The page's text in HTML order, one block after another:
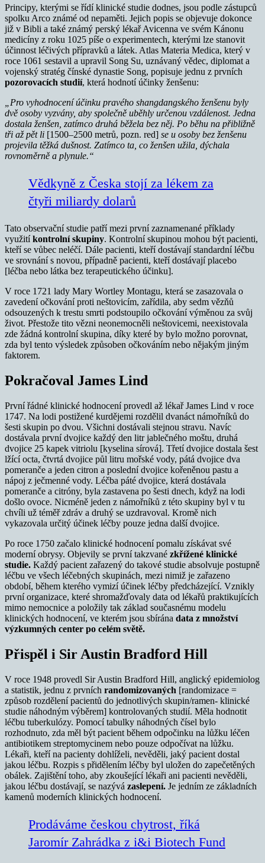
Principy, kterými se řídí klinické studie dodnes, jsou podle zástupců
spolku Arco známé od nepaměti. Jejich popis se objevuje dokonce
již v Bibli a také známý perský lékař Avicenna ve svém Kánonu
medicíny z roku 1025 píše o experimentech, kterými lze stanovit
účinnost léčivých přípravků a látek. Atlas Materia Medica, který v
roce 1061 sestavil a upravil Song Su, uznávaný vědec, diplomat a
vojenský stratég čínské dynastie Song, popisuje jednu z prvních
pozorovacích studií, která hodnotí účinky ženšenu:
„Pro vyhodnocení účinku pravého shangdangského ženšenu byly
dvě osoby vyzvány, aby společně uběhly určenou vzdálenost. Jedna
dostala ženšen, zatímco druhá běžela bez něj. Po běhu na přibližně
tři až pět li [1500–2500 metrů, pozn. red] se u osoby bez ženšenu
projevila těžká dušnost. Zatímco ta, co ženšen užila, dýchala
rovnoměrně a plynule.“
Vědkyně z Česka stojí za lékem za
čtyři miliardy dolarů
Tato observační studie patří mezi první zaznamenané příklady
využitíkontrolní skupiny. Kontrolní skupinou mohou být pacienti,
kteří se vůbec neléčí. Dále pacienti, kteří dostávají standardní léčbu
ve srovnání s novou, případně pacienti, kteří dostávají placebo
[léčba nebo látka bez terapeutického účinku].
V roce 1721 lady Mary Wortley Montagu, která se zasazovala o
zavedení očkování proti neštovicím, zařídila, aby sedm vězňů
odsouzených k trestu smrti podstoupilo očkování výměnou za svůj
život. Přestože tito vězni neonemocněli neštovicemi, neexistovala
zde žádná kontrolní skupina, díky které by bylo možno porovnat,
zda byl tento výsledek způsoben očkováním nebo nějakým jiným
faktorem.
Pokračoval James Lind
První řádné klinické hodnocení provedl až lékař James Lind v roce
1747. Na lodi postižené kurdějemi rozdělil dvanáct námořníků do
šesti skupin po dvou. Všichni dostávali stejnou stravu. Navíc
dostávala první dvojice každý den litr jablečného moštu, druhá
dvojice 25 kapek vitriolu [kyselina sírová]. Třetí dvojice dostala šest
lžící octa, čtvrtá dvojice půl litru mořské vody, pátá dvojice dva
pomeranče a jeden citron a poslední dvojice kořeněnou pastu a
nápoj z ječmenné vody. Léčba páté dvojice, která dostávala
pomeranče a citróny, byla zastavena po šesti dnech, když na lodi
došlo ovoce. Nicméně jeden z námořníků z této skupiny byl v tu
chvíli už téměř zdráv a druhý se uzdravoval. Kromě nich
vykazovala určitý účinek léčby pouze jedna další dvojice.
Po roce 1750 začalo klinické hodnocení pomalu získávat své
moderní obrysy. Objevily se první takzvané zkřížené klinické
studie. Každý pacient zařazený do takové studie absolvuje postupně
léčbu ve všech léčebných skupinách, mezi nimiž je zařazeno
období, během kterého vymizí účinek léčby předcházející. Vznikly
první organizace, které shromažďovaly data od lékařů praktikujících
mimo nemocnice a položily tak základ současnému modelu
klinických hodnocení, ve kterém jsou sbírána data z množství
výzkumných center po celém světě.
Přispěl i Sir Austin Bradford Hill
V roce 1948 provedl Sir Austin Bradford Hill, anglický epidemiolog
a statistik, jednu z prvních randomizovaných [randomizace =
způsob rozdělení pacientů do jednotlivých skupin/ramen- klinické
studie náhodným výběrem] kontrolovaných studií. Měla hodnotit
léčbu tuberkulózy. Pomocí tabulky náhodných čísel bylo
rozhodnuto, zda měl být pacient během odpočinku na lůžku léčen
antibiotikem streptomycinem nebo pouze odpočívat na lůžku.
Lékaři, kteří na pacienty dohlíželi, nevěděli, jaký pacient dostal
jakou léčbu. Rozpis s přidělením léčby byl uložen do zapečetěných
obálek. Zajištění toho, aby zkoušející lékaři ani pacienti nevěděli,
jakou léčbu dostávají, se nazývá zaslepení. Je jedním ze základních
kamenů moderních klinických hodnocení.
Prodáváme českou chytrost, říká
Jaromír Zahrádka z i&i Biotech Fund